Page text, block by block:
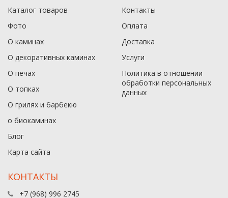
Каталог товаров
Фото
О каминах
О декоративных каминах
О печах
О топках
О грилях и барбекю
о биокаминах
Блог
Карта сайта
Контакты
Оплата
Доставка
Услуги
Политика в отношении
обработки персональных
данныx
КОНТАКТЫ
+7 (968) 996 2745